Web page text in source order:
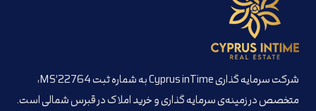
شرکت سرمایه گذاری Cyprus inTime به شماره ثبت MS’22764،
متخصص در زمینه‌ی سرمایه گذاری و خرید املاک در قبرس شمالی است.